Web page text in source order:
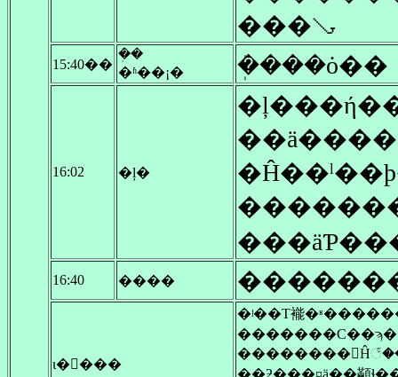
���ࡣ
15:40��
�ܲ�
�ʱ��¡�
�ܲ���ȯ��
16:02 �ļ�
16:40 ����
ι�򽪤���
�ʲ��Τ褦